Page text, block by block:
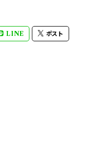
LINE ポスト